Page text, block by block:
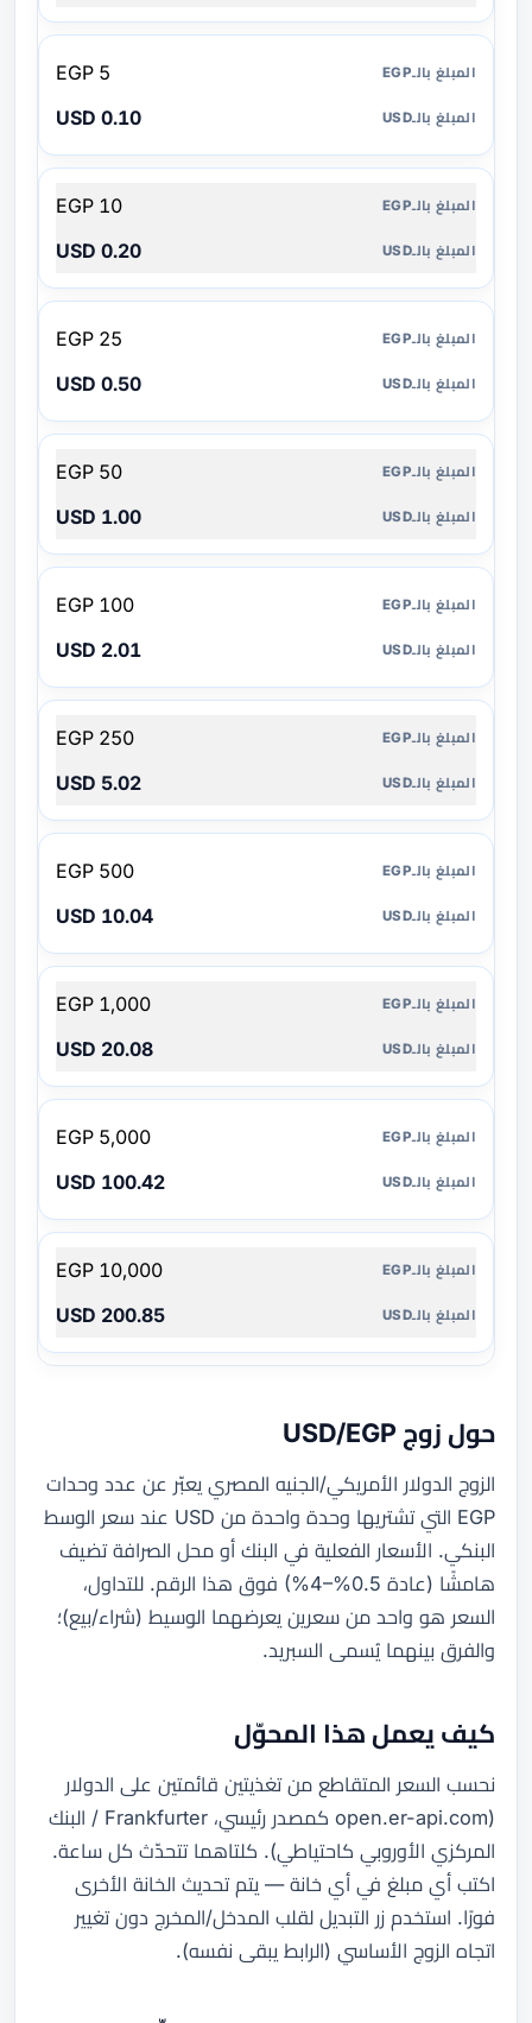
5 EGP
0.10 USD
10 EGP
0.20 USD
25 EGP
0.50 USD
50 EGP
1.00 USD
100 EGP
2.01 USD
250 EGP
5.02 USD
500 EGP
10.04 USD
1,000 EGP
20.08 USD
5,000 EGP
100.42 USD
10,000 EGP
200.85 USD
حول زوج USD/EGP
الزوج الدولار الأمريكي/الجنيه المصري يعبّر عن عدد وحدات
EGP التي تشتريها وحدة واحدة من USD عند سعر الوسط
البنكي. الأسعار الفعلية في البنك أو محل الصرافة تضيف
هامشًا (عادة 0.5%–4%) فوق هذا الرقم. للتداول،
السعر هو واحد من سعرين يعرضهما الوسيط (شراء/بيع)؛
والفرق بينهما يُسمى السبريد.
كيف يعمل هذا المحوّل
نحسب السعر المتقاطع من تغذيتين قائمتين على الدولار
(open.er-api.com كمصدر رئيسي، Frankfurter / البنك
المركزي الأوروبي كاحتياطي). كلتاهما تتحدّث كل ساعة.
اكتب أي مبلغ في أي خانة — يتم تحديث الخانة الأخرى
فورًا. استخدم زر التبديل لقلب المدخل/المخرج دون تغيير
اتجاه الزوج الأساسي (الرابط يبقى نفسه).